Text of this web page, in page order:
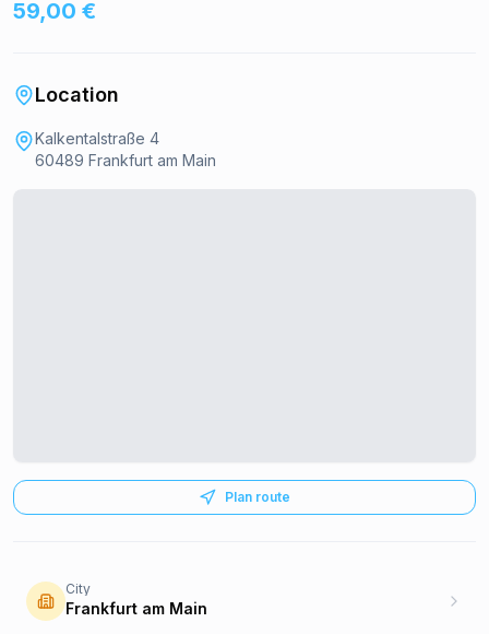
59,00 €
Location
Kalkentalstraße 4
60489 Frankfurt am Main
Plan route
City
Frankfurt am Main